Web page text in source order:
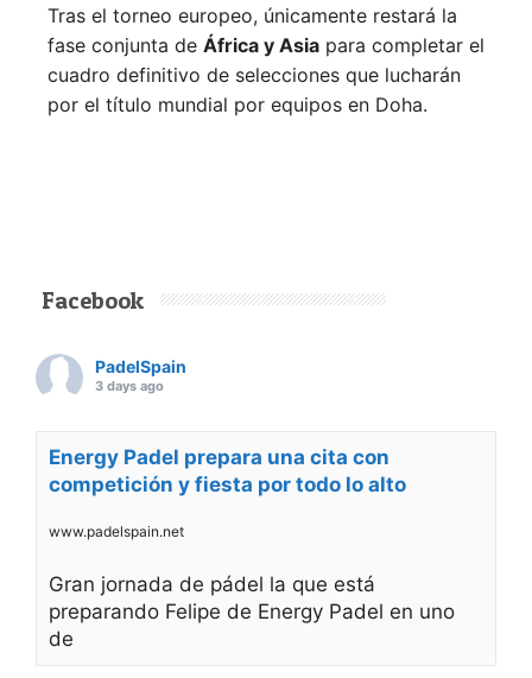
Tras el torneo europeo, únicamente restará la
fase conjunta de África y Asia para completar el
cuadro definitivo de selecciones que lucharán
por el título mundial por equipos en Doha.
Facebook
PadelSpain
3 days ago
Energy Padel prepara una cita con
competición y fiesta por todo lo alto
www.padelspain.net
Gran jornada de pádel la que está
preparando Felipe de Energy Padel en uno
de